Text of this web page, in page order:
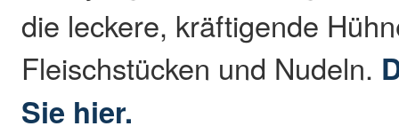
die leckere, kräftigende
Fleischstücken und Nudeln.
Sie hier.